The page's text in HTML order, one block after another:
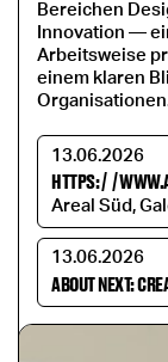
Bereichen
Innovation —
Arbeitsweise
einem klaren
13.06.2026
HTTPS:/ /
Areal Süd,
13.06.2026
ABOUT NEXT: